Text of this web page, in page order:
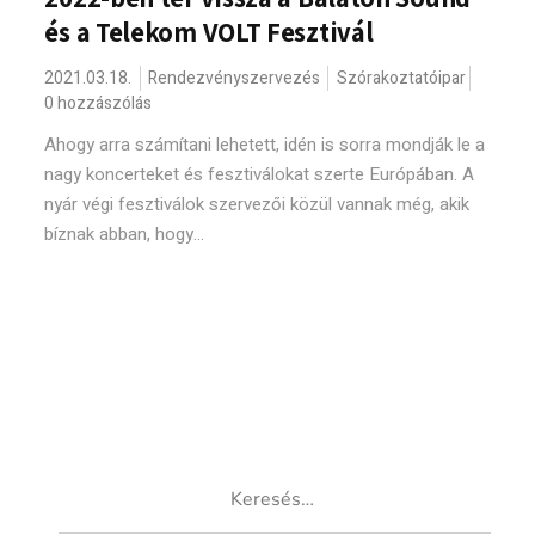
és a Telekom VOLT Fesztivál
2021.03.18. Rendezvényszervezés
Szórakoztatóipar
0 hozzászólás
Ahogy arra számítani lehetett, idén is sorra mondják le a
nagy koncerteket és fesztiválokat szerte Európában. A
nyár végi fesztiválok szervezői közül vannak még, akik
bíznak abban, hogy...